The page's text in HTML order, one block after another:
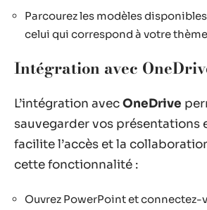
Parcourez les modèles
celui qui correspond à votre
Intégration avec
L’intégration avecOneDrive
sauvegarder vos présentations
facilite l’accès et la
cette fonctionnalité :
Ouvrez PowerPoint et connectez-